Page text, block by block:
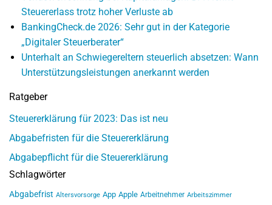
Steuererlass trotz hoher Verluste ab
BankingCheck.de 2026: Sehr gut in der Kategorie
„Digitaler Steuerberater“
Unterhalt an Schwiegereltern steuerlich absetzen: Wann
Unterstützungsleistungen anerkannt werden
Ratgeber
Steuererklärung für 2023: Das ist neu
Abgabefristen für die Steuererklärung
Abgabepflicht für die Steuererklärung
Schlagwörter
Abgabefrist Altersvorsorge App Apple Arbeitnehmer Arbeitszimmer